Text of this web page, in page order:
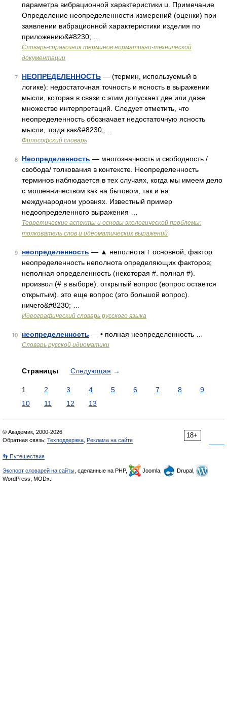
параметра вибрационной характеристики u. Примечание
Определение неопределенности измерений (оценки) при
заявлении вибрационной характеристики изделия по
приложению&#8230; …
Словарь-справочник терминов нормативно-технической
документации
7 НЕОПРЕДЕЛЕННОСТЬ — (термин, используемый в
логике): недостаточная точность и ясность в выражении
мысли, которая в связи с этим допускает две или даже
множество интерпретаций. Следует отметить, что
неопределенность обозначает недостаточную ясность
мысли, тогда как&#8230; …
Философский словарь
8 Неопределенность — многозначность и свободность /
свобода/ толкования в контексте. Неопределенность
терминов наблюдается в тех случаях, когда мы имеем дело
с мошенничеством как на бытовом, так и на
международном уровнях. Известный пример
недоопределенного выражения …
Теоретические аспекты и основы экологической проблемы:
толкователь слов и идеоматических выражений
9 неопределенность — ▲ неполнота ↑ основной, фактор
неопределенность неполнота определяющих факторов;
неполная определенность (некоторая #. полная #).
произвол (# в выборе). открытый вопрос (вопрос остается
открытым). это еще вопрос (это большой вопрос).
ничего&#8230; …
Идеографический словарь русского языка
10 неопределенность — • полная неопределенность …
Словарь русской идиоматики
Страницы Следующая →
1 2 3 4 5 6 7 8
9
10
11 12 13
18+
© Академик, 2000-2026
Обратная связь: Техподдержка Реклама на сайте
👣 Путешествия
Экспорт словарей на сайты , сделанные на PHP, Joomla,
Drupal,
WordPress, MODx.